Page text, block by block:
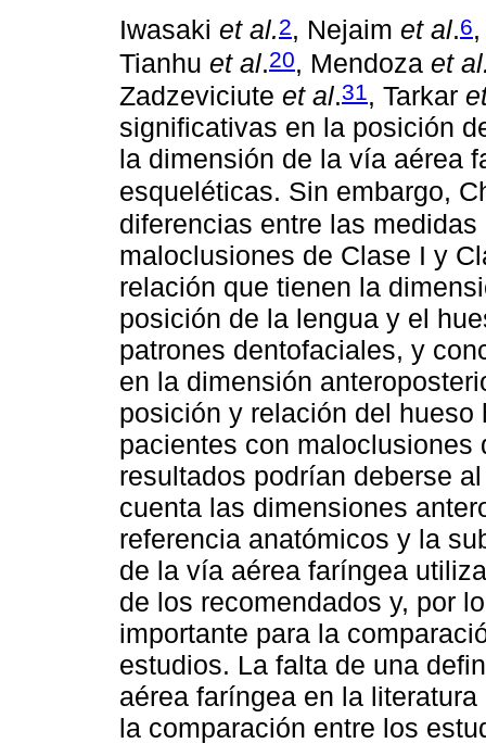
Iwasaki et al.2, Nejaim et al.6
Tianhu et al.20, Mendoza et
Zadzeviciute et al.31, Tarkar
significativas en la posición
la dimensión de la vía aérea
esqueléticas. Sin embargo,
diferencias entre las
maloclusiones de Clase I y
relación que tienen la
posición de la lengua y el
patrones dentofaciales, y
en la dimensión
posición y relación del
pacientes con
resultados podrían deberse
cuenta las dimensiones
referencia anatómicos y la
de la vía aérea faríngea
de los recomendados y, por
importante para la
estudios. La falta de una
aérea faríngea en la
la comparación entre los